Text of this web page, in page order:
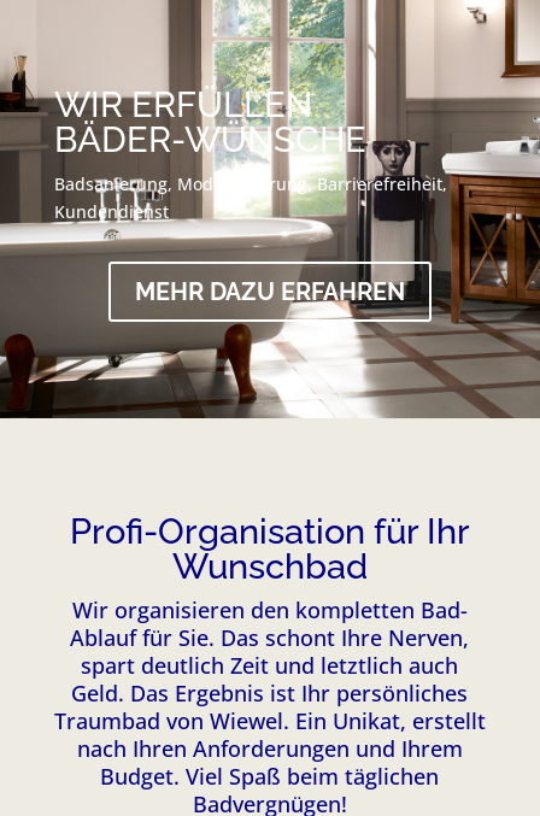
WIR ERFÜLLEN
BÄDER-WÜNSCHE
Badsanierung, Modernisierung, Barrierefreiheit,
Kundendienst
MEHR DAZU ERFAHREN
Profi-Organisation für Ihr
Wunschbad
Wir organisieren den kompletten Bad-
Ablauf für Sie. Das schont Ihre Nerven,
spart deutlich Zeit und letztlich auch
Geld. Das Ergebnis ist Ihr persönliches
Traumbad von Wiewel. Ein Unikat, erstellt
nach Ihren Anforderungen und Ihrem
Budget. Viel Spaß beim täglichen
Badvergnügen!